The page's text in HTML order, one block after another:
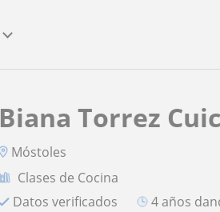
Biana Torrez
Móstoles
Clases de Cocina
Datos verificados
4 años